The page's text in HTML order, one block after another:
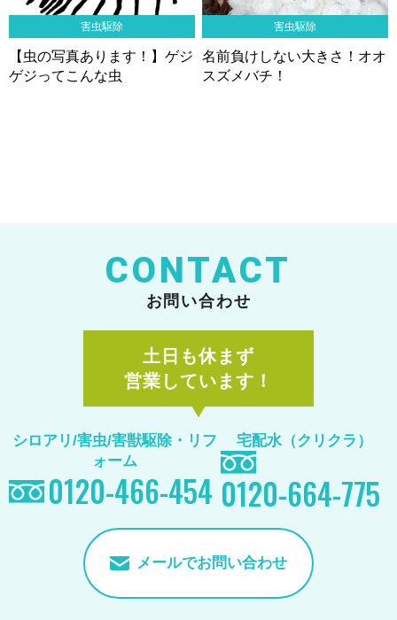
害虫駆除
【虫の写真あります！】ゲジ
ゲジってこんな虫
害虫駆除
名前負けしない大きさ！オオ
スズメバチ！
CONTACT
お問い合わせ
土日も休まず
営業しています！
シロアリ/害虫/害獣駆除・リフ
ォーム
0120-466-454
宅配水（クリクラ）
0120-664-775
メールでお問い合わせ